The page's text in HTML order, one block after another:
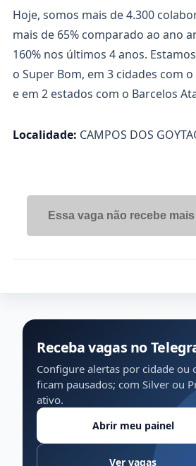
Hoje, somos mais de 4.300
mais de 65% comparado ao ano
160% nos últimos 4 anos.
o Super Bom, em 3 cidades com
e em 2 estados com o Barcelos
Localidade: CAMPOS DOS
Essa vaga não recebe
Receba vagas no
Configure alertas por cidade ou
ficam pausados; com Silver ou
ativo.
Abrir meu painel
Ver vagas